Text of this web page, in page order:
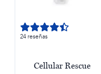
24 reseñas
Cellular Rescue